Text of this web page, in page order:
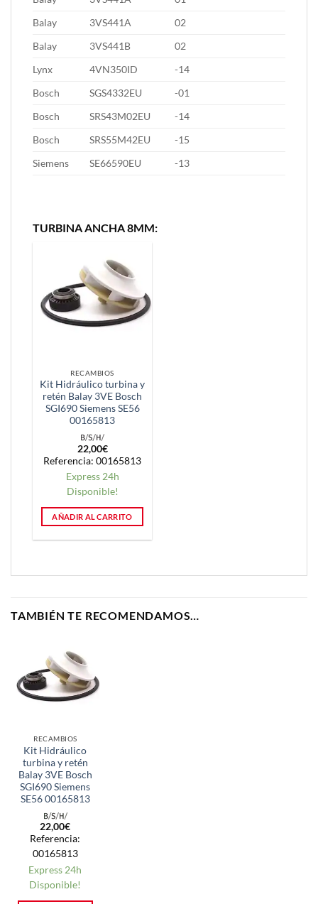
Balay
3VS441A
02
Balay
3VS441B
02
Lynx
4VN350ID
-14
Bosch
SGS4332EU
-01
Bosch
SRS43M02EU
-14
Bosch
SRS55M42EU
-15
Siemens
SE66590EU -13
TURBINA ANCHA 8MM:
RECAMBIOS
Kit Hidráulico turbina y
retén Balay 3VE Bosch
SGI690 Siemens SE56
00165813
22,00€
Referencia: 00165813
Express 24h
Disponible!
AÑADIR AL CARRITO
TAMBIÉN TE RECOMENDAMOS…
RECAMBIOS
Kit Hidráulico
turbina y retén
Balay 3VE Bosch
SGI690 Siemens
SE56 00165813
22,00€
Referencia:
00165813
Express 24h
Disponible!